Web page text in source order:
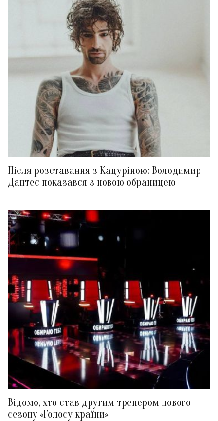
Після розставання з Кацуріною: Володимир
Дантес показався з новою обраницею
Відомо, хто став другим тренером нового
сезону «Голосу країни»